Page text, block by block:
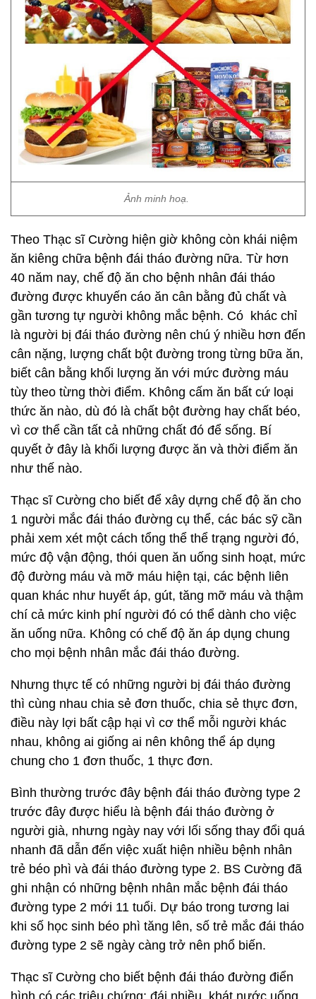
Ảnh minh hoạ.
Theo Thạc sĩ Cường hiện giờ không còn khái niệm
ăn kiêng chữa bệnh đái tháo đường nữa. Từ hơn
40 năm nay, chế độ ăn cho bệnh nhân đái tháo
đường được khuyến cáo ăn cân bằng đủ chất và
gần tương tự người không mắc bệnh. Có khác chỉ
là người bị đái tháo đường nên chú ý nhiều hơn đến
cân nặng, lượng chất bột đường trong từng bữa ăn,
biết cân bằng khối lượng ăn với mức đường máu
tùy theo từng thời điểm. Không cấm ăn bất cứ loại
thức ăn nào, dù đó là chất bột đường hay chất béo,
vì cơ thể cần tất cả những chất đó để sống. Bí
quyết ở đây là khối lượng được ăn và thời điểm ăn
như thế nào.
Thạc sĩ Cường cho biết để xây dựng chế độ ăn cho
1 người mắc đái tháo đường cụ thể, các bác sỹ cần
phải xem xét một cách tổng thể thể trạng người đó,
mức độ vận động, thói quen ăn uống sinh hoạt, mức
độ đường máu và mỡ máu hiện tại, các bệnh liên
quan khác như huyết áp, gút, tăng mỡ máu và thậm
chí cả mức kinh phí người đó có thể dành cho việc
ăn uống nữa. Không có chế độ ăn áp dụng chung
cho mọi bệnh nhân mắc đái tháo đường.
Nhưng thực tế có những người bị đái tháo đường
thì cùng nhau chia sẻ đơn thuốc, chia sẻ thực đơn,
điều này lợi bất cập hại vì cơ thể mỗi người khác
nhau, không ai giống ai nên không thể áp dụng
chung cho 1 đơn thuốc, 1 thực đơn.
Bình thường trước đây bệnh đái tháo đường type 2
trước đây được hiểu là bệnh đái tháo đường ở
người già, nhưng ngày nay với lối sống thay đổi quá
nhanh đã dẫn đến việc xuất hiện nhiều bệnh nhân
trẻ béo phì và đái tháo đường type 2. BS Cường đã
ghi nhận có những bệnh nhân mắc bệnh đái tháo
đường type 2 mới 11 tuổi. Dự báo trong tương lai
khi số học sinh béo phì tăng lên, số trẻ mắc đái tháo
đường type 2 sẽ ngày càng trở nên phổ biến.
Thạc sĩ Cường cho biết bệnh đái tháo đường điển
hình có các triệu chứng: đái nhiều, khát nước uống